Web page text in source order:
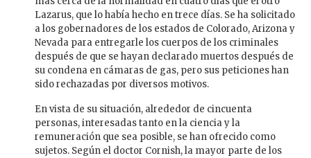
Lazarus, que lo había hecho en trece días. Se ha solicitado
a los gobernadores de los estados de Colorado, Arizona y
Nevada para entregarle los cuerpos de los criminales
después de que se hayan declarado muertos después de
su condena en cámaras de gas, pero sus peticiones han
sido rechazadas por diversos motivos.
En vista de su situación, alrededor de cincuenta
personas, interesadas tanto en la ciencia y la
remuneración que sea posible, se han ofrecido como
sujetos. Según el doctor Cornish, la mayor parte de los